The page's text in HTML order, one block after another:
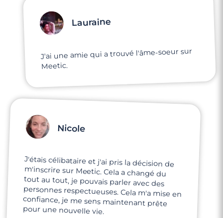
Lauraine
J'ai une amie qui a trouvé l'âme-soeur sur
Meetic.
Nicole
J'étais célibataire et j'ai pris la décision de
m'inscrire sur Meetic. Cela a changé du
tout au tout, je pouvais parler avec des
personnes respectueuses. Cela m'a mise en
confiance, je me sens maintenant prête
pour une nouvelle vie.